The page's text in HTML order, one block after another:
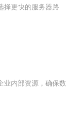
择更快的服务器路
业内部资源，确保数